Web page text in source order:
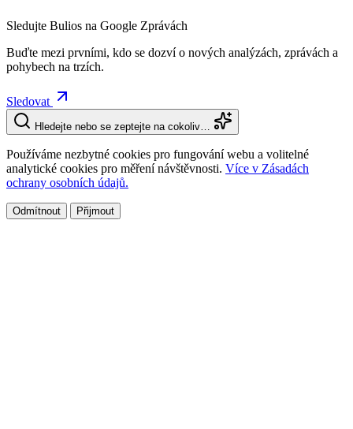
Sledujte Bulios na Google Zprávách
Buďte mezi prvními, kdo se dozví o nových analýzách, zprávách a
pohybech na trzích.
Sledovat
Hledejte nebo se zeptejte na cokoliv…
Používáme nezbytné cookies pro fungování webu a volitelné
analytické cookies pro měření návštěvnosti. Více v Zásadách
ochrany osobních údajů.
Odmítnout Přijmout